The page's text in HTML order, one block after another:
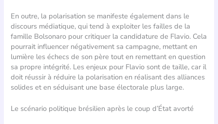
En outre, la polarisation se manifeste également dans le
discours médiatique, qui tend à exploiter les failles de la
famille Bolsonaro pour critiquer la candidature de Flavio. Cela
pourrait influencer négativement sa campagne, mettant en
lumière les échecs de son père tout en remettant en question
sa propre intégrité. Les enjeux pour Flavio sont de taille, car il
doit réussir à réduire la polarisation en réalisant des alliances
solides et en séduisant une base électorale plus large.
Le scénario politique brésilien après le coup d’État avorté